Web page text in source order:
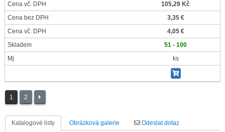
Cena vč. DPH
105,29 Kč
Cena bez DPH
3,35 €
Cena vč. DPH
4,05 €
Skladem
51 - 100
Mj
ks
1 2
Katalogové listy Obrázková galerie Odeslat dotaz